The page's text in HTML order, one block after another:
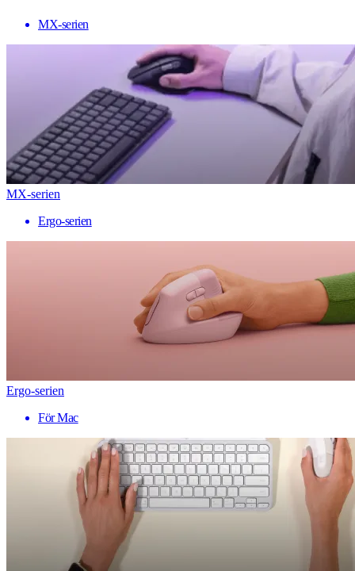
MX-serien
MX-serien
Ergo-serien
Ergo-serien
För Mac